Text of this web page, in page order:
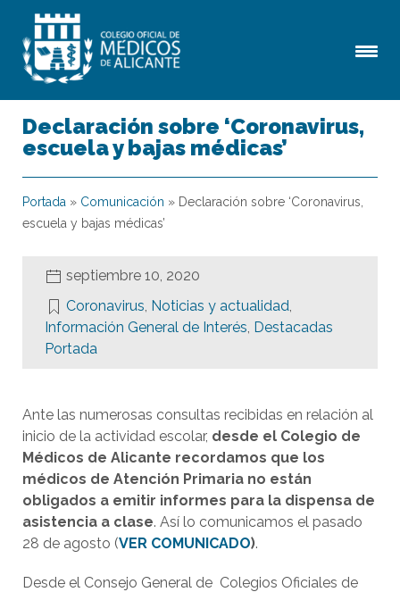
Declaración sobre ‘Coronavirus,
escuela y bajas médicas’
Portada » Comunicación » Declaración sobre ‘Coronavirus,
escuela y bajas médicas’
septiembre 10, 2020
Coronavirus, Noticias y actualidad,
Información General de Interés, Destacadas
Portada
Ante las numerosas consultas recibidas en relación al
inicio de la actividad escolar, desde el Colegio de
Médicos de Alicante recordamos que los
médicos de Atención Primaria no están
obligados a emitir informes para la dispensa de
asistencia a clase. Así lo comunicamos el pasado
28 de agosto (VER COMUNICADO).
Desde el Consejo General de Colegios Oficiales de